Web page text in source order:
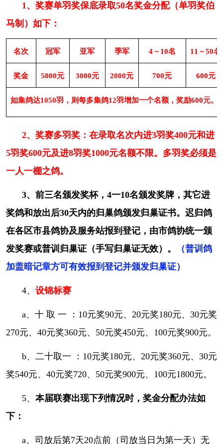
它进奖鸽和放出后30天内的归巢鸽颁发归巢证
书。迟归鸽在各区市县鸽协及服务站报到登记，
由市鸽协统一颁发奖赛或普训归巢证（手写归巢
证无效）。
（普训鸽加盖暗记章方可有效报到登
记并颁发归巢证）
4、设锦标赛
a、十 取 一 ：10元奖90元、20元奖180元、
30元奖270元、40元奖360元、50元奖450元、
100元奖900元。
b、二十取一 ：10元奖180元、20元奖360
元、100元1800元。
5、本届联赛出现下列情况时，奖金分配办
法如下：
a、司放后第7天20点前（司放当日为第一
（锦标赛奖金全额退费）；
b、如在司放后7天内见鸽，但见鸽第7天20
点前（见鸽当日为第一天）录取名额未报满，则
配（锦标赛剩余奖金由参加锦标赛的获奖鸽均
分，未产生的赛项全额退费）。
七、参赛办法
1、凡承认本届比赛规定的成都市信鸽协会
2026年注册会员均可报名参赛。非成都市信鸽
对参赛资格和号段，如有参赛责任自负，取消成
1、奖赛单羽奖保底录取50名奖金分配（单羽奖伯
马制）如下：
名次 冠军 亚军 季军
如集鸽达1050羽，则每多集鸽12羽增加一个名额，
2、奖赛多羽奖：在录取名次内进3羽奖400元和进
5羽奖600元及进8羽奖1000元名额不限。多羽奖必须是
一人一棚之鸽。
3、前三名颁发奖杯，4一10名颁发奖牌，其它进
奖鸽和放出后30天内的归巢鸽颁发归巢证书。迟归鸽
在各区市县鸽协及服务站报到登记，由市鸽协统一颁
发奖赛或普训归巢证（手写归巢证无效）。
（普训鸽
加盖暗记章方可有效报到登记并颁发归巢证）
4、 设锦标赛
a、十 取 一 ：10元奖90元、20元奖180元、30元奖
270元、40元奖360元、50元奖450元、100元奖900元。
b、二十取一 ：10元奖180元、20元奖360元、30元
奖540元、40元奖720、50元奖900元、100元1800元。
5、 本届联赛出现下列情况时，奖金分配办法如
下：
a、司放后第7天20点前（司放当日为第一天）无